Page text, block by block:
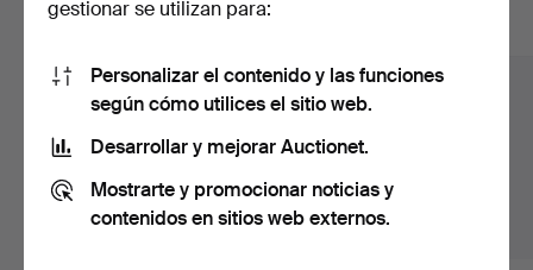
gestionar se utilizan para:
Personalizar el contenido y las funciones
según cómo utilices el sitio web.
Desarrollar y mejorar Auctionet.
Mostrarte y promocionar noticias y
contenidos en sitios web externos.